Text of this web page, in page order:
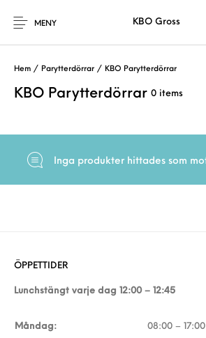
MENY KBO Gross
Hem / Parytterdörrar / KBO Parytterdörrar
KBO Parytterdörrar 0 items
Inga produkter hittades som
ÖPPETTIDER
Lunchstängt varje dag 12:00 – 12:45
Måndag: 08:00 – 17:00